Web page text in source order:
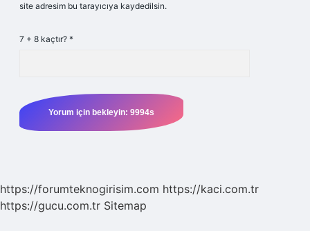
site adresim bu tarayıcıya kaydedilsin.
7 + 8 kaçtır? *
https://forumteknogirisim.com https://kaci.com.tr
https://gucu.com.tr Sitemap